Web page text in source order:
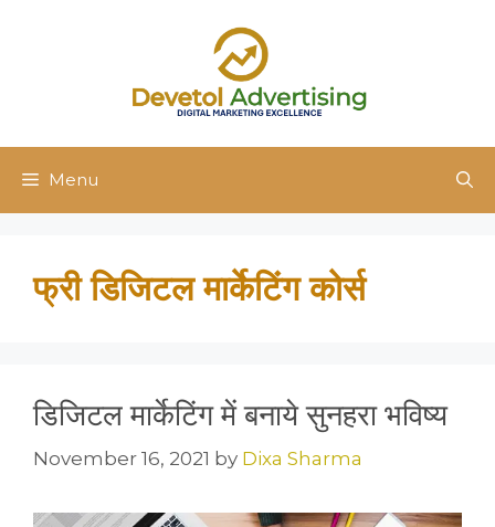
Menu
फ्री डिजिटल मार्केटिंग कोर्स
डिजिटल मार्केटिंग में बनाये सुनहरा भविष्य
November 16, 2021 by Dixa Sharma